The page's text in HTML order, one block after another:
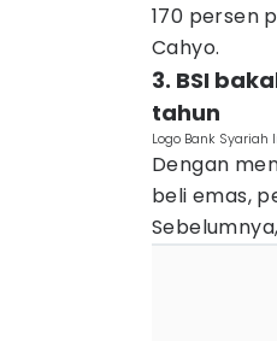
170 persen
Cahyo.
3. BSI
tahun
Logo Bank
Dengan
beli emas,